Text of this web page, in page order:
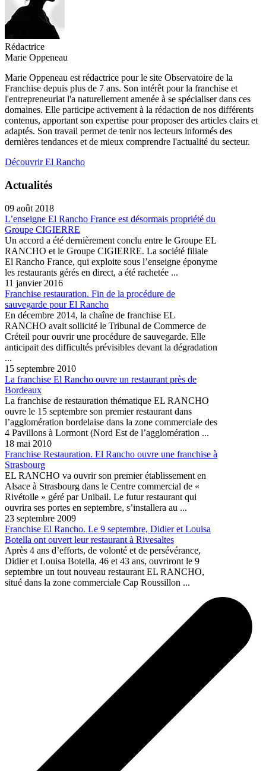
Rédactrice
Marie Oppeneau
Marie Oppeneau est rédactrice pour le site Observatoire de la
Franchise depuis plus de 7 ans. Son intérêt pour la franchise et
l'entrepreneuriat l'a naturellement amenée à se spécialiser dans ces
domaines. Elle participe activement à la rédaction de nos différents
contenus, apportant son expertise pour proposer des articles clairs et
adaptés. Son travail permet de tenir nos lecteurs informés des
dernières tendances et de mieux comprendre l'actualité du secteur.
Découvrir El Rancho
Actualités
09 août 2018
L’enseigne El Rancho France est désormais propriété du
Groupe CIGIERRE
Un accord a été dernièrement conclu entre le Groupe EL
RANCHO et le Groupe CIGIERRE. La société filiale
El Rancho France, qui exploite sous l’enseigne éponyme
les restaurants gérés en direct, a été rachetée ...
11 janvier 2016
Franchise restauration. Fin de la procédure de
sauvegarde pour El Rancho
En décembre 2014, la chaîne de franchise EL
RANCHO avait sollicité le Tribunal de Commerce de
Créteil pour ouvrir une procédure de sauvegarde. Elle
anticipait des difficultés prévisibles devant la dégradation
...
15 septembre 2010
La franchise El Rancho ouvre un restaurant près de
Bordeaux
La franchise de restauration thématique EL RANCHO
ouvre le 15 septembre son premier restaurant dans
l’agglomération bordelaise dans la zone commerciale des
4 Pavillons à Lormont (Nord Est de l’agglomération ...
18 mai 2010
Franchise Restauration. El Rancho ouvre une franchise à
Strasbourg
EL RANCHO va ouvrir son premier établissement en
Alsace à Strasbourg dans le Centre commercial de «
Rivétoile » géré par Unibail. Le futur restaurant qui
ouvrira ses portes en septembre, s’installera au ...
23 septembre 2009
Franchise El Rancho. Le 9 septembre, Didier et Louisa
Botella ont ouvert leur restaurant à Rivesaltes
Après 4 ans d’efforts, de volonté et de persévérance,
Didier et Louisa Botella, 46 et 43 ans, ouvriront le 9
septembre un tout nouveau restaurant EL RANCHO,
situé dans la zone commerciale Cap Roussillon ...